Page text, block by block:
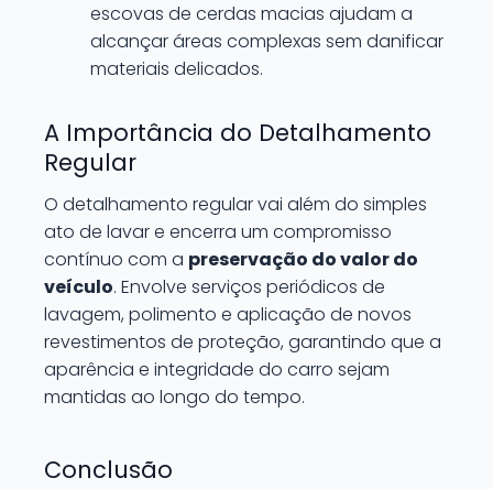
escovas de cerdas macias ajudam a
alcançar áreas complexas sem danificar
materiais delicados.
A Importância do Detalhamento
Regular
O detalhamento regular vai além do simples
ato de lavar e encerra um compromisso
contínuo com a preservação do valor do
veículo. Envolve serviços periódicos de
lavagem, polimento e aplicação de novos
revestimentos de proteção, garantindo que a
aparência e integridade do carro sejam
mantidas ao longo do tempo.
Conclusão